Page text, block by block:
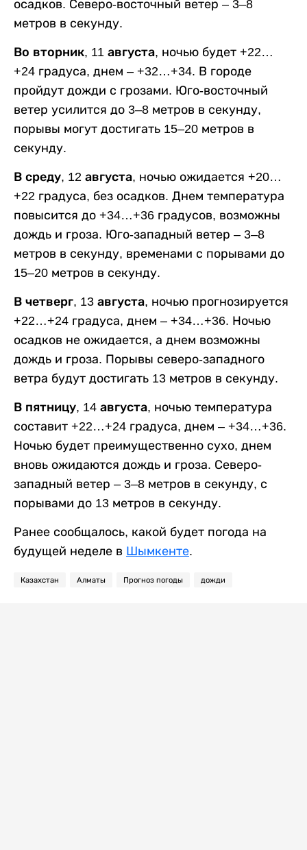
осадков. Северо-восточный ветер – 3–8
метров в секунду.
Во вторник, 11 августа, ночью будет +22…
+24 градуса, днем – +32…+34. В городе
пройдут дожди с грозами. Юго-восточный
ветер усилится до 3–8 метров в секунду,
порывы могут достигать 15–20 метров в
секунду.
В среду, 12 августа, ночью ожидается +20…
+22 градуса, без осадков. Днем температура
повысится до +34…+36 градусов, возможны
дождь и гроза. Юго-западный ветер – 3–8
метров в секунду, временами с порывами до
15–20 метров в секунду.
В четверг, 13 августа, ночью прогнозируется
+22…+24 градуса, днем – +34…+36. Ночью
осадков не ожидается, а днем возможны
дождь и гроза. Порывы северо-западного
ветра будут достигать 13 метров в секунду.
В пятницу, 14 августа, ночью температура
составит +22…+24 градуса, днем – +34…+36.
Ночью будет преимущественно сухо, днем
вновь ожидаются дождь и гроза. Северо-
западный ветер – 3–8 метров в секунду, с
порывами до 13 метров в секунду.
Ранее сообщалось, какой будет погода на
будущей неделе в Шымкенте.
Казахстан Алматы Прогноз погоды дожди